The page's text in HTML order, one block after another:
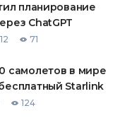
планирование
ChatGPT
71
самолетов в мире
Starlink
124